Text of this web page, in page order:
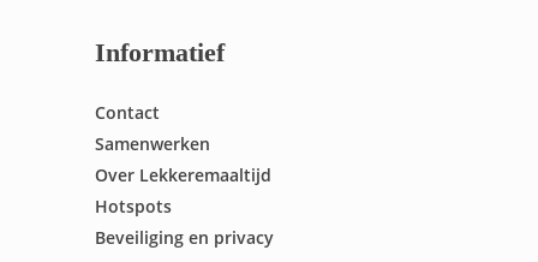
Informatief
Contact
Samenwerken
Over Lekkeremaaltijd
Hotspots
Beveiliging en privacy